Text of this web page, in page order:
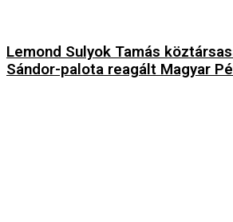
Lemond Sulyok Tamás
Sándor-palota reagált Magyar